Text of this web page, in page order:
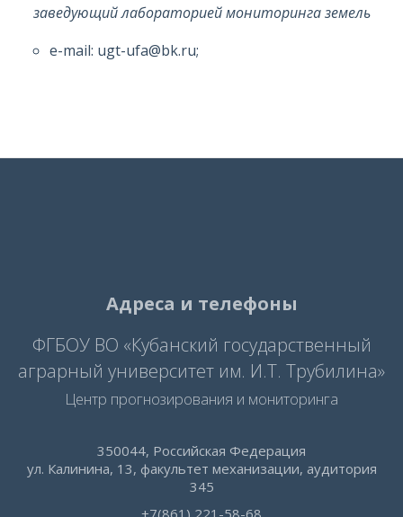
заведующий лабораторией мониторинга земель
e-mail: ugt-ufa@bk.ru;
Адреса и телефоны
ФГБОУ ВО «Кубанский государственный
аграрный университет им. И.Т. Трубилина»
Центр прогнозирования и мониторинга
350044, Российская Федерация
ул. Калинина, 13, факультет механизации, аудитория
345
+7(861) 221-58-68